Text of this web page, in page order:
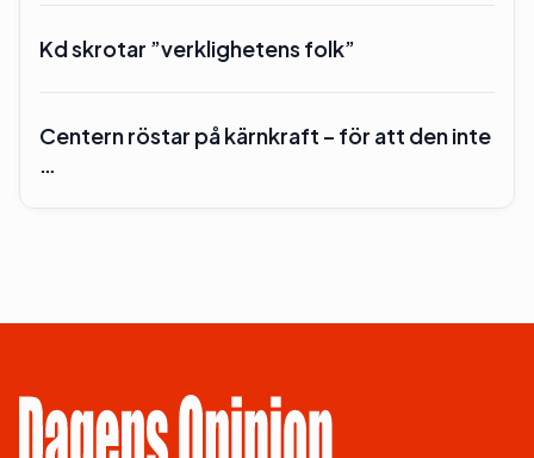
Kd skrotar ”verklighetens folk”
Centern röstar på kärnkraft – för att den inte
…